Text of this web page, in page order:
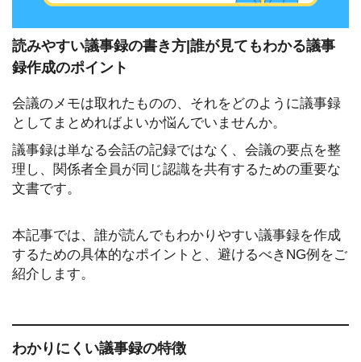
読みやすい議事録の書き方|誰が見てもわかる議事
録作成のポイント
会議のメモは取れたものの、それをどのように議事録
としてまとめればよいか悩んでいませんか。
議事録は単なる会話の記録ではなく、会議の要点を整
理し、関係者全員が同じ認識を共有するための重要な
文書です。
本記事では、誰が読んでもわかりやすい議事録を作成
するための具体的なポイントと、避けるべきNG例をご
紹介します。
わかりにくい議事録の特徴